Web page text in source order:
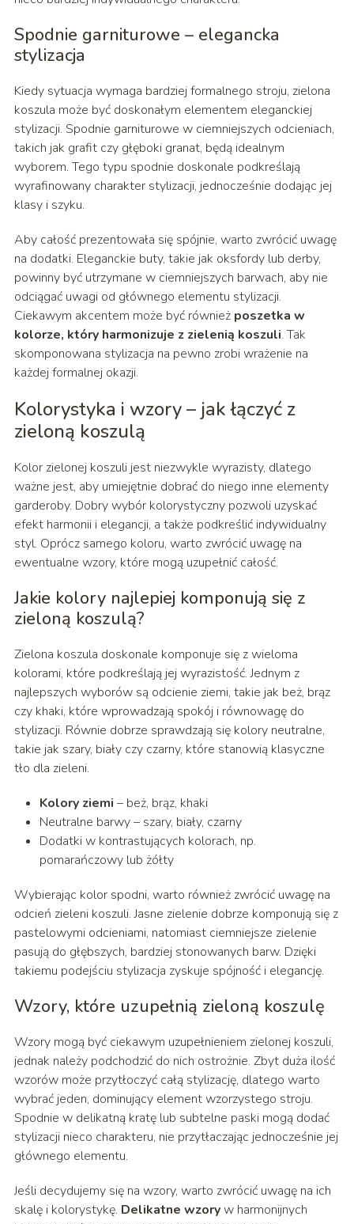
Spodnie garniturowe – elegancka
stylizacja
Kiedy sytuacja wymaga bardziej formalnego stroju, zielona
koszula może być doskonałym elementem eleganckiej
stylizacji. Spodnie garniturowe w ciemniejszych odcieniach,
takich jak grafit czy głęboki granat, będą idealnym
wyborem. Tego typu spodnie doskonale podkreślają
wyrafinowany charakter stylizacji, jednocześnie dodając jej
klasy i szyku.
Aby całość prezentowała się spójnie, warto zwrócić uwagę
na dodatki. Eleganckie buty, takie jak oksfordy lub derby,
powinny być utrzymane w ciemniejszych barwach, aby nie
odciągać uwagi od głównego elementu stylizacji.
Ciekawym akcentem może być również poszetka w
kolorze, który harmonizuje z zielenią koszuli. Tak
skomponowana stylizacja na pewno zrobi wrażenie na
każdej formalnej okazji.
Kolorystyka i wzory – jak łączyć z
zieloną koszulą
Kolor zielonej koszuli jest niezwykle wyrazisty, dlatego
ważne jest, aby umiejętnie dobrać do niego inne elementy
garderoby. Dobry wybór kolorystyczny pozwoli uzyskać
efekt harmonii i elegancji, a także podkreślić indywidualny
styl. Oprócz samego koloru, warto zwrócić uwagę na
ewentualne wzory, które mogą uzupełnić całość.
Jakie kolory najlepiej komponują się z
zieloną koszulą?
Zielona koszula doskonale komponuje się z wieloma
kolorami, które podkreślają jej wyrazistość. Jednym z
najlepszych wyborów są odcienie ziemi, takie jak beż, brąz
czy khaki, które wprowadzają spokój i równowagę do
stylizacji. Równie dobrze sprawdzają się kolory neutralne,
takie jak szary, biały czy czarny, które stanowią klasyczne
tło dla zieleni.
Kolory ziemi – beż, brąz, khaki
Neutralne barwy – szary, biały, czarny
Dodatki w kontrastujących kolorach, np.
pomarańczowy lub żółty
Wybierając kolor spodni, warto również zwrócić uwagę na
odcień zieleni koszuli. Jasne zielenie dobrze komponują się z
pastelowymi odcieniami, natomiast ciemniejsze zielenie
pasują do głębszych, bardziej stonowanych barw. Dzięki
takiemu podejściu stylizacja zyskuje spójność i elegancję.
Wzory, które uzupełnią zieloną koszulę
Wzory mogą być ciekawym uzupełnieniem zielonej koszuli,
jednak należy podchodzić do nich ostrożnie. Zbyt duża ilość
wzorów może przytłoczyć całą stylizację, dlatego warto
wybrać jeden, dominujący element wzorzystego stroju.
Spodnie w delikatną kratę lub subtelne paski mogą dodać
stylizacji nieco charakteru, nie przytłaczając jednocześnie jej
głównego elementu.
Jeśli decydujemy się na wzory, warto zwrócić uwagę na ich
skalę i kolorystykę. Delikatne wzoryw harmonijnych